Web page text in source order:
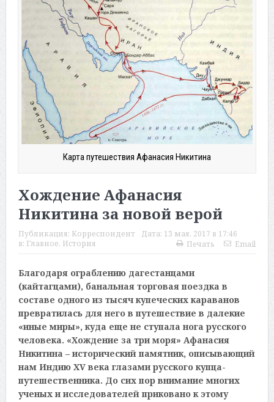
Карта путешествия Афанасия Никитина
Хождение Афанасия
Никитина за новой верой
Публикация: Корреспондент Дата: 13 мая, 2017 в 17:46
в: Главное, История Печать Email
Благодаря ограблению дагестанцами
(кайтагцами), банальная торговая поездка в
составе одного из тысяч купеческих караванов
превратилась для него в путешествие в далекие
«иные миры», куда еще не ступала нога русского
человека. «Хождение за три моря» Афанасия
Никитина – исторический памятник, описывающий
нам Индию XV века глазами русского купца-
путешественника. До сих пор внимание многих
ученых и исследователей приковано к этому